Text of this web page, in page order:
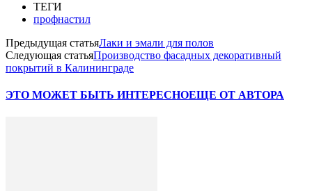
ТЕГИ
профнастил
Предыдущая статьяЛаки и эмали для полов
Следующая статьяПроизводство фасадных декоративный
покрытий в Калининграде
ЭТО МОЖЕТ БЫТЬ ИНТЕРЕСНОЕЩЕ ОТ АВТОРА